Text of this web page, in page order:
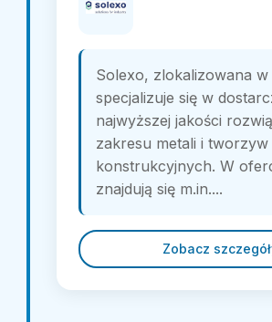
Solexo, zlokalizowana
specjalizuje się w
najwyższej jakości
zakresu metali i tworzyw
konstrukcyjnych. W
znajdują się m.in....
Zobacz